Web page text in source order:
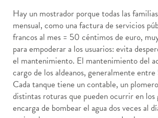
Hay un mostrador porque todas las
mensual, como una factura de servicios
francos al mes = 50 céntimos de euro,
para empoderar a los usuarios: evita
el mantenimiento. El mantenimiento del
cargo de los aldeanos, generalmente entre
Cada tanque tiene un contable, un
distintas roturas que pueden ocurrir en los
encarga de bombear el agua dos veces al